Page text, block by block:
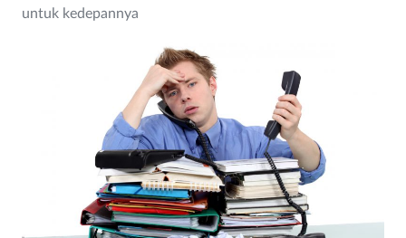
untuk kedepannya